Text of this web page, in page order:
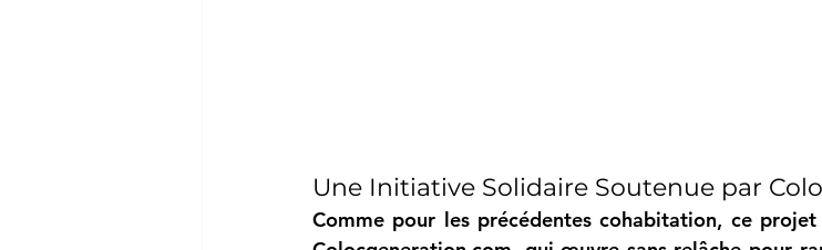
Une Initiative Solidaire Soutenue par